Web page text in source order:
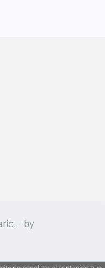
- by